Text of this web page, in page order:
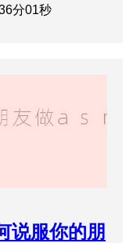
分01秒
说服你的朋